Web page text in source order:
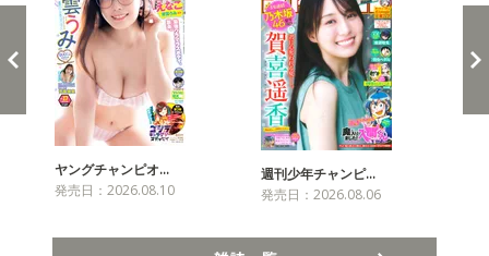
ヤングチャンピオ…
発売日：2026.08.10
週刊少年チャンピ…
発売日：2026.08.06